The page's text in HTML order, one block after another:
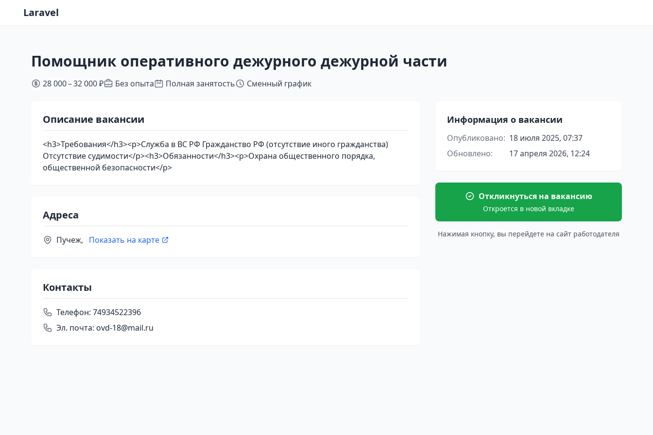
Laravel
Помощник оперативного дежурного дежурной части
28 000 – 32 000 ₽ Без опыта Полная занятость Сменный график
Описание вакансии
<h3>Требования</h3><p>Служба в ВС РФ Гражданство РФ (отсутствие иного гражданства)
Отсутствие судимости</p><h3>Обязанности</h3><p>Охрана общественного порядка,
общественной безопасности</p>
Адреса
Пучеж, Показать на карте
Контакты
Телефон: 74934522396
Эл. почта: ovd-18@mail.ru
Информация о вакансии
Опубликовано: 18 июля 2025, 07:37
Обновлено:
17 апреля 2026, 12:24
Откликнуться на вакансию
Откроется в новой вкладке
Нажимая кнопку, вы перейдете на сайт работодателя